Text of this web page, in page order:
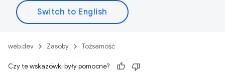
web.dev Zasoby Tożsamość
Czy te wskazówki były pomocne?